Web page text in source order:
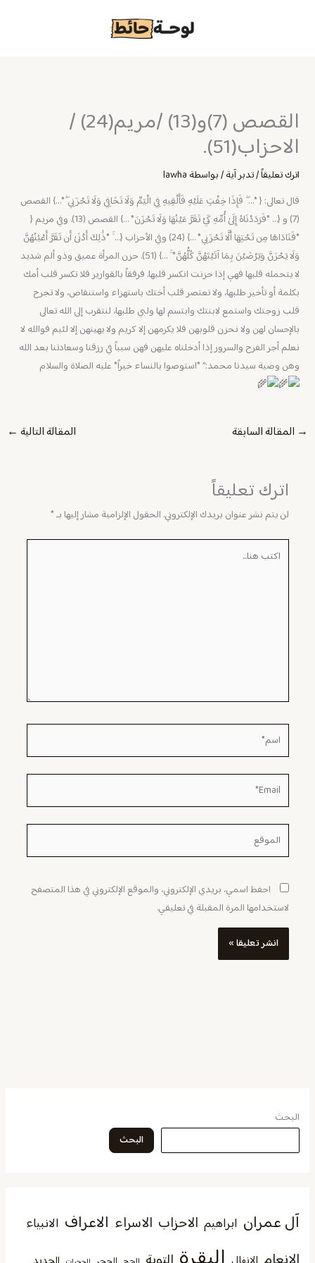
القصص (7)و(13) /مريم(24) /
الاحزاب(51).
اترك تعليقاً/تدبر آية/ بواسطة lawha
قال تعالى: { *… ۖ فَإِذَا خِفْتِ عَلَيْهِ فَأَلْقِيهِ فِي الْيَمِّ وَلَا تَخَافِي وَلَا تَحْزَنِي ۖ*…} القصص
(7) و {… *فَرَدَدْنَاهُ إِلَىٰ أُمِّهِ كَيْ تَقَرَّ عَيْنُهَا وَلَا تَحْزَنَ* …} القصص (13). وفي مريم {
*فَنَادَاهَا مِن تَحْتِهَا أَلَّا تَحْزَنِي* …} (24) وفي الأحزاب {… ۚ *ذَٰلِكَ أَدْنَىٰ أَن تَقَرَّ أَعْيُنُهُنَّ
وَلَا يَحْزَنَّ وَيَرْضَيْنَ بِمَا آتَيْتَهُنَّ كُلُّهُنَّ* ۚ …} (51). حزن المرأة عميق وذو ألم شديد
لا يتحمله قلبها فهي إذا حزنت انكسر قلبها. فرفقاً بالقوارير فلا تكسر قلب أمك
بكلمة أو تأخير طلبها، ولا تعتصر قلب أختك باستهزاء واستنقاص، ولا تجرح
قلب زوجتك واستمع لابنتك وابتسم لها ولبي طلبها، لنتقرب إلى الله تعالى
بالإحسان لهن ولا نحزن قلوبهن فلا يكرمهن إلا كريم ولا يهينهن إلا لئيم فوالله لا
نعلم أجر الفرح والسرور إذا أدخلناه عليهن فهن سبباً في رزقنا وسعادتنا بعد الله
وهن وصية سيدنا محمد:” *استوصوا بالنساء خيراً* عليه الصلاة والسلام
→ المقالة السابقة المقالة التالية ←
اترك تعليقاً
لن يتم نشر عنوان بريدك الإلكتروني. الحقول الإلزامية مشار إليها بـ*
اسم*
Email*
الموقع
احفظ اسمي، بريدي الإلكتروني، والموقع الإلكتروني في هذا المتصفح
لاستخدامها المرة المقبلة في تعليقي.
البحث
البحث
آل عمران ابراهيم الاحزاب الاسراء الاعراف الانبياء